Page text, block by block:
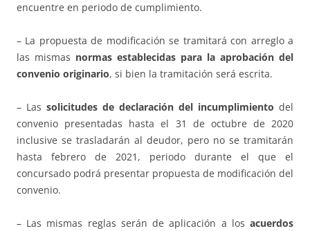
encuentre en periodo de cumplimiento.
– La propuesta de modificación se tramitará con arreglo a
las mismas normas establecidas para la aprobación del
convenio originario, si bien la tramitación será escrita.
– Las solicitudes de declaración del incumplimiento del
convenio presentadas hasta el 31 de octubre de 2020
inclusive se trasladarán al deudor, pero no se tramitarán
hasta febrero de 2021, periodo durante el que el
concursado podrá presentar propuesta de modificación del
convenio.
– Las mismas reglas serán de aplicación a los acuerdos